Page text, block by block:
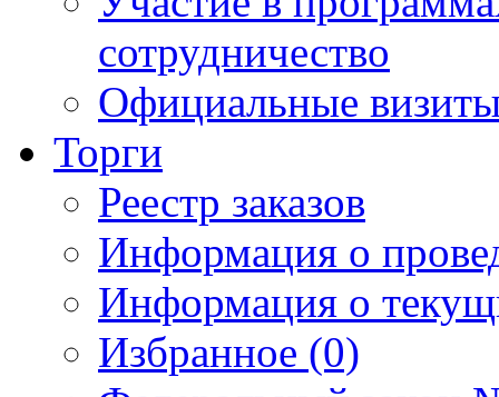
сотрудничество
Официальные
Торги
Реестр заказов
Информация о
Информация о
Избранное (0)